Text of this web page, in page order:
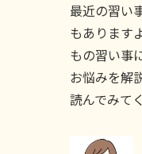
最近の習い
もあります
もの習い事
お悩みを解
読んでみて